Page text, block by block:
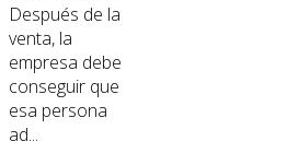
Después de la
venta, la
empresa debe
conseguir que
esa persona
ad...